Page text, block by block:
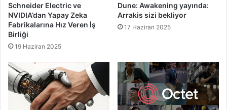
Schneider Electric ve
NVIDIA’dan Yapay Zeka
Fabrikalarına Hız Veren İş
Birliği
19 Haziran 2025
Dune: Awakening yayında:
Arrakis sizi bekliyor
17 Haziran 2025